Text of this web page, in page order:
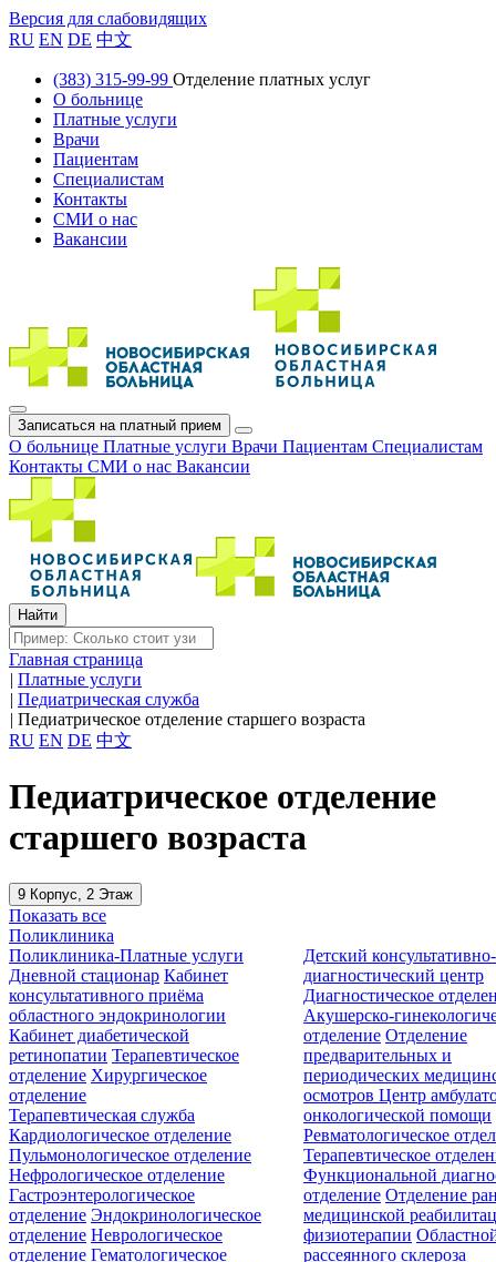
Версия для слабовидящих
RU EN DE 中文
(383) 315-99-99 Отделение платных услуг
О больнице
Платные услуги
Врачи
Пациентам
Специалистам
Контакты
СМИ о нас
Вакансии
Записаться на платный прием
О больнице Платные услуги Врачи Пациентам Специалистам
Контакты СМИ о нас Вакансии
Главная страница
| Платные услуги
| Педиатрическая служба
| Педиатрическое отделение старшего возраста
RU EN DE 中文
Педиатрическое отделение
старшего возраста
9 Корпус, 2 Этаж
Показать все
Поликлиника
Поликлиника-Платные услуги
Дневной стационар Кабинет
консультативного приёма
областного эндокринологии
Кабинет диабетической
ретинопатии Терапевтическое
отделение Хирургическое
отделение
Детский консультативно-
диагностический центр
Диагностическое
Акушерско-
отделение Отделение
предварительных и
периодических
осмотровЦентр
онкологической помощи
Терапевтическая служба
Кардиологическое отделение
Пульмонологическое отделение
Нефрологическое отделение
Гастроэнтерологическое
отделение Эндокринологическое
отделение Неврологическое
отделение Гематологическое
Ревматологическое
Терапевтическое
Функциональной
отделение Отделение
медицинской
физиотерапии
рассеянного склероза